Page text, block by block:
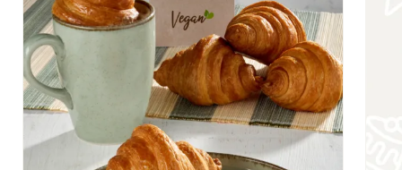
temperature ed i tempi indicati possono
essere modificati a giudizio dell'operatore
per adattarli alle particolari condizioni
ambientali